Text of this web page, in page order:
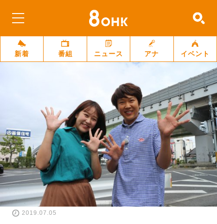
新着 番組 ニュース アナ イベント
2019.07.05